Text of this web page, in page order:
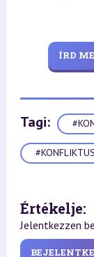
ÍRD
Tagi:
Értékelje:
Jelentkezzen